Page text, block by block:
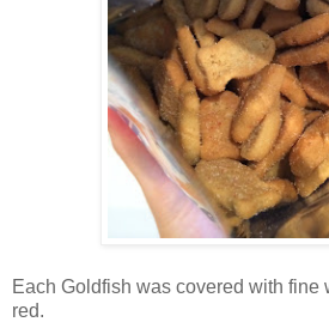
Each Goldfish was covered with fine
red.